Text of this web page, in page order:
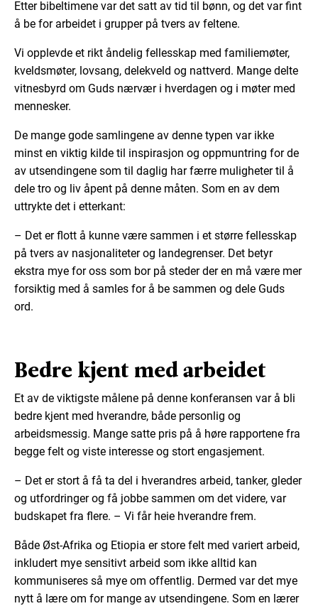
Etter bibeltimene var det satt av tid til bønn, og det var fint
å be for arbeidet i grupper på tvers av feltene.
Vi opplevde et rikt åndelig fellesskap med familiemøter,
kveldsmøter, lovsang, delekveld og nattverd. Mange delte
vitnesbyrd om Guds nærvær i hverdagen og i møter med
mennesker.
De mange gode samlingene av denne typen var ikke
minst en viktig kilde til inspirasjon og oppmuntring for de
av utsendingene som til daglig har færre muligheter til å
dele tro og liv åpent på denne måten. Som en av dem
uttrykte det i etterkant:
– Det er flott å kunne være sammen i et større fellesskap
på tvers av nasjonaliteter og landegrenser. Det betyr
ekstra mye for oss som bor på steder der en må være mer
forsiktig med å samles for å be sammen og dele Guds
ord.
Bedre kjent med arbeidet
Et av de viktigste målene på denne konferansen var å bli
bedre kjent med hverandre, både personlig og
arbeidsmessig. Mange satte pris på å høre rapportene fra
begge felt og viste interesse og stort engasjement.
– Det er stort å få ta del i hverandres arbeid, tanker, gleder
og utfordringer og få jobbe sammen om det videre, var
budskapet fra flere. – Vi får heie hverandre frem.
Både Øst-Afrika og Etiopia er store felt med variert arbeid,
inkludert mye sensitivt arbeid som ikke alltid kan
kommuniseres så mye om offentlig. Dermed var det mye
nytt å lære om for mange av utsendingene. Som en lærer